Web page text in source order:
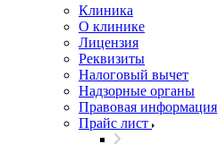
Клиника
О клинике
Лицензия
Реквизиты
Налоговый вычет
Надзорные органы
Правовая информация
Прайс лист